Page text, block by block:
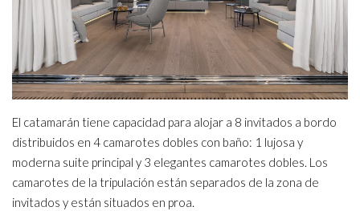
El catamarán tiene capacidad para alojar a 8 invitados a bordo
distribuidos en 4 camarotes dobles con baño: 1 lujosa y
moderna suite principal y 3 elegantes camarotes dobles. Los
camarotes de la tripulación están separados de la zona de
invitados y están situados en proa.